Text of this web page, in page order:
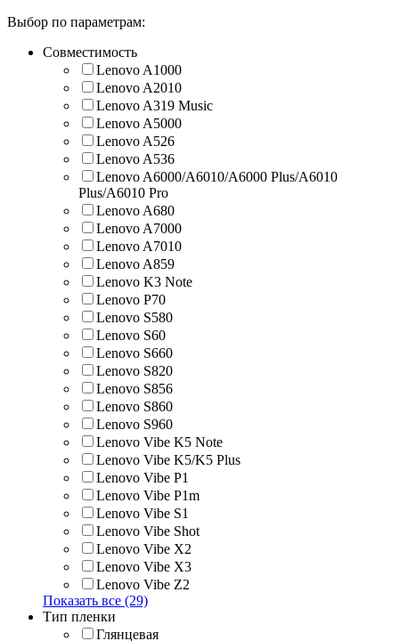
Выбор по параметрам:
Совместимость
Lenovo A1000
Lenovo A2010
Lenovo A319 Music
Lenovo A5000
Lenovo A526
Lenovo A536
Lenovo A6000/A6010/A6000 Plus/A6010
Plus/A6010 Pro
Lenovo A680
Lenovo A7000
Lenovo A7010
Lenovo A859
Lenovo K3 Note
Lenovo P70
Lenovo S580
Lenovo S60
Lenovo S660
Lenovo S820
Lenovo S856
Lenovo S860
Lenovo S960
Lenovo Vibe K5 Note
Lenovo Vibe K5/K5 Plus
Lenovo Vibe P1
Lenovo Vibe P1m
Lenovo Vibe S1
Lenovo Vibe Shot
Lenovo Vibe X2
Lenovo Vibe X3
Lenovo Vibe Z2
Показать все (29)
Тип пленки
Глянцевая